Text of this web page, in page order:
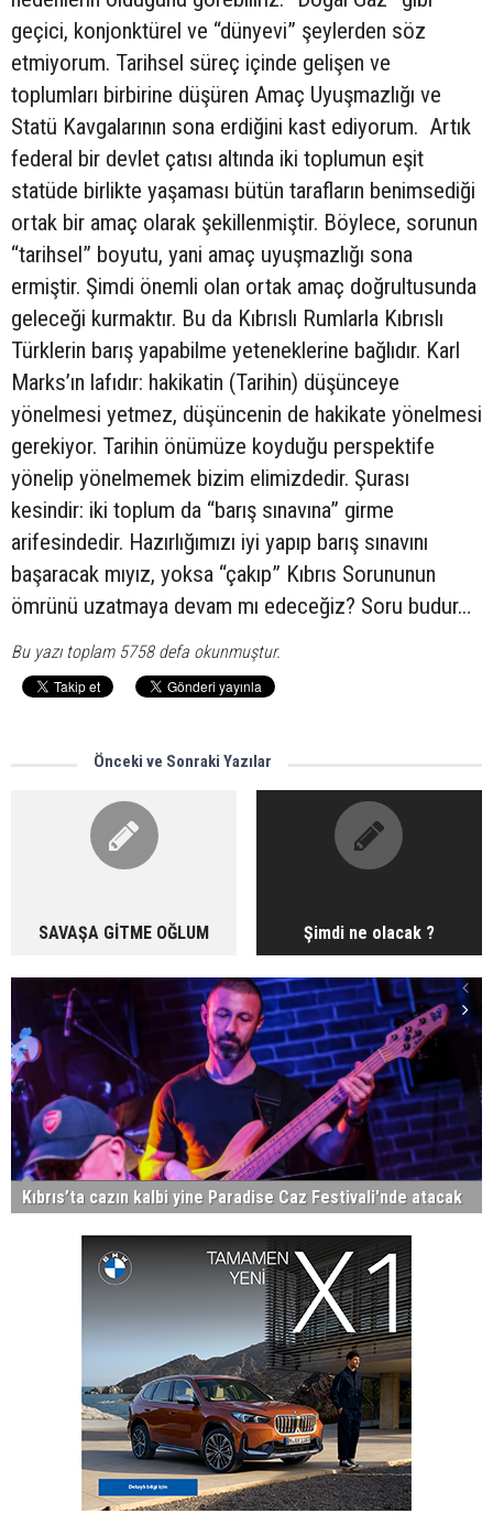
geçici, konjonktürel ve “dünyevi” şeylerden söz
etmiyorum. Tarihsel süreç içinde gelişen ve
toplumları birbirine düşüren Amaç Uyuşmazlığı ve
Statü Kavgalarının sona erdiğini kast ediyorum. Artık
federal bir devlet çatısı altında iki toplumun eşit
statüde birlikte yaşaması bütün tarafların benimsediği
ortak bir amaç olarak şekillenmiştir. Böylece, sorunun
“tarihsel” boyutu, yani amaç uyuşmazlığı sona
ermiştir. Şimdi önemli olan ortak amaç doğrultusunda
geleceği kurmaktır. Bu da Kıbrıslı Rumlarla Kıbrıslı
Türklerin barış yapabilme yeteneklerine bağlıdır. Karl
Marks’ın lafıdır: hakikatin (Tarihin) düşünceye
yönelmesi yetmez, düşüncenin de hakikate yönelmesi
gerekiyor. Tarihin önümüze koyduğu perspektife
yönelip yönelmemek bizim elimizdedir. Şurası
kesindir: iki toplum da “barış sınavına” girme
arifesindedir. Hazırlığımızı iyi yapıp barış sınavını
başaracak mıyız, yoksa “çakıp” Kıbrıs Sorununun
ömrünü uzatmaya devam mı edeceğiz? Soru budur…
Bu yazı toplam 5758 defa okunmuştur.
Önceki ve Sonraki Yazılar
SAVAŞA GİTME OĞLUM Şimdi ne olacak ?
Kıbrıs’ta cazın kalbi yine Paradise Caz Festivali'nde atacak